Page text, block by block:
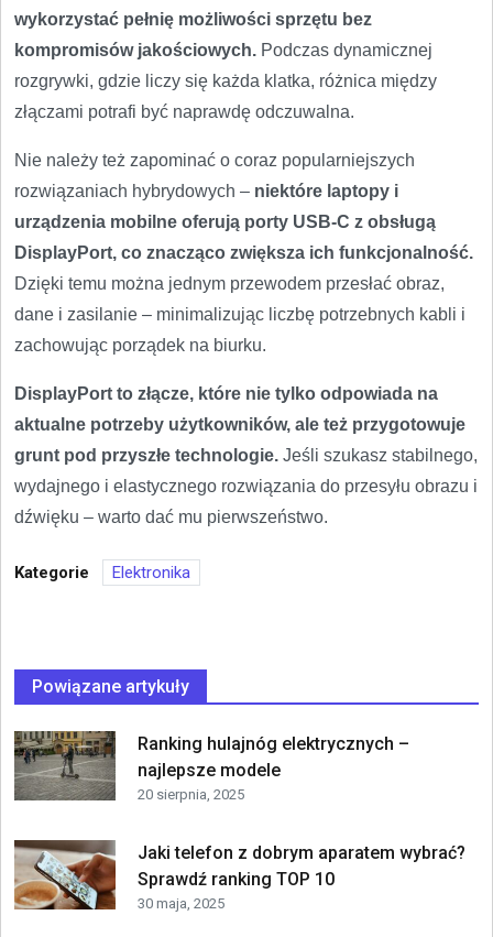
wykorzystać pełnię możliwości sprzętu bez
kompromisów jakościowych. Podczas dynamicznej
rozgrywki, gdzie liczy się każda klatka, różnica między
złączami potrafi być naprawdę odczuwalna.
Nie należy też zapominać o coraz popularniejszych
rozwiązaniach hybrydowych – niektóre laptopy i
urządzenia mobilne oferują porty USB-C z obsługą
DisplayPort, co znacząco zwiększa ich funkcjonalność.
Dzięki temu można jednym przewodem przesłać obraz,
dane i zasilanie – minimalizując liczbę potrzebnych kabli i
zachowując porządek na biurku.
DisplayPort to złącze, które nie tylko odpowiada na
aktualne potrzeby użytkowników, ale też przygotowuje
grunt pod przyszłe technologie. Jeśli szukasz stabilnego,
wydajnego i elastycznego rozwiązania do przesyłu obrazu i
dźwięku – warto dać mu pierwszeństwo.
Kategorie Elektronika
Powiązane artykuły
Ranking hulajnóg elektrycznych –
najlepsze modele
20 sierpnia, 2025
Jaki telefon z dobrym aparatem wybrać?
Sprawdź ranking TOP 10
30 maja, 2025